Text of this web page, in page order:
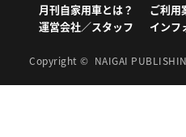
月刊自家用車とは？ ご利用
運営会社／スタッフ
インフ
Copyright © NAIGAI